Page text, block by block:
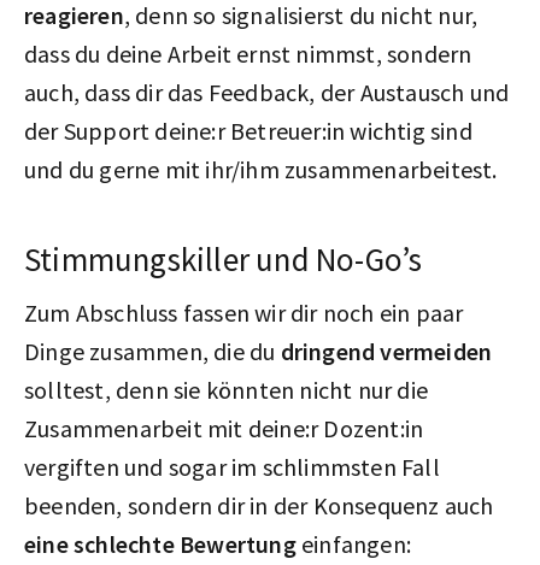
reagieren, denn so signalisierst du nicht nur,
dass du deine Arbeit ernst nimmst, sondern
auch, dass dir das Feedback, der Austausch und
der Support deine:r Betreuer:in wichtig sind
und du gerne mit ihr/ihm zusammenarbeitest.
Stimmungskiller und No-Go’s
Zum Abschluss fassen wir dir noch ein paar
Dinge zusammen, die du dringend vermeiden
solltest, denn sie könnten nicht nur die
Zusammenarbeit mit deine:r Dozent:in
vergiften und sogar im schlimmsten Fall
beenden, sondern dir in der Konsequenz auch
eine schlechte Bewertungeinfangen: